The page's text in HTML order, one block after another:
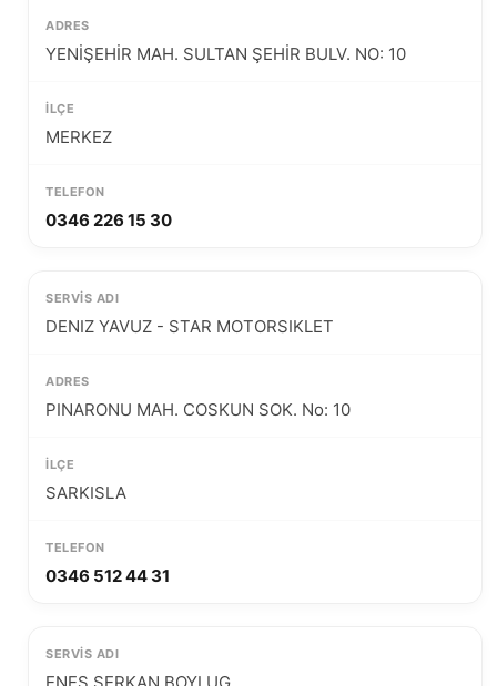
YENİŞEHİR MAH. SULTAN ŞEHİR BULV. NO: 10
MERKEZ
0346 226 15 30
DENIZ YAVUZ - STAR MOTORSIKLET
PINARONU MAH. COSKUN SOK. No: 10
SARKISLA
0346 512 44 31